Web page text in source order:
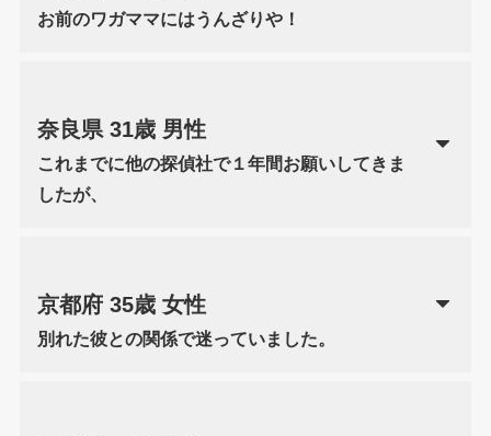
お前のワガママにはうんざりや！
奈良県 31歳 男性
これまでに他の探偵社で１年間お願いしてきま
したが、
京都府 35歳 女性
別れた彼との関係で迷っていました。